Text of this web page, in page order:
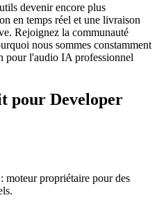
devenir encore plus
en temps réel et une livraison
Rejoignez la communauté
nous sommes constamment
pour l'audio IA professionnel
pour Developer
moteur propriétaire pour des